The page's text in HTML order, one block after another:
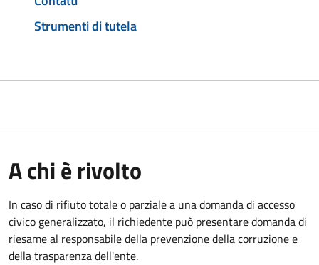
Strumenti di tutela
A chi è rivolto
In caso di rifiuto totale o parziale a una domanda di accesso
civico generalizzato, il richiedente può presentare domanda di
riesame al responsabile della prevenzione della corruzione e
della trasparenza dell'ente.